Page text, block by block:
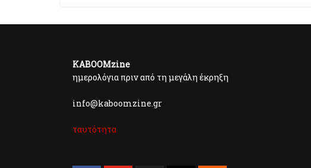
KABOOMzine
ημερολόγια πριν από τη μεγάλη έκρηξη
info@kaboomzine.gr
ταυτότητα